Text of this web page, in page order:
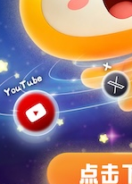
驰加速器 旋风加
快橙加速器
大机场加速器
外网 苹果加速器